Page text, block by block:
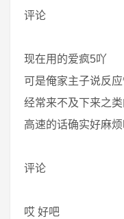
评论
现在用的爱疯5吖
可是俺家主子说反
经常来不及下来之类
高速的话确实好麻烦
评论
哎 好吧